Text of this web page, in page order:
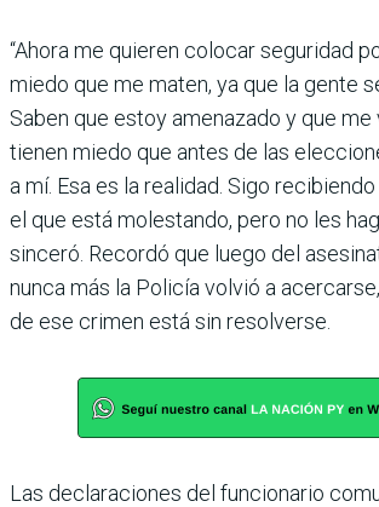
“Ahora me quieren colocar seguridad
miedo que me maten, ya que la gente
Saben que estoy amenazado y que me
tienen miedo que antes de las
a mí. Esa es la realidad. Sigo
el que está molestando, pero no les
sinceró. Recordó que luego del
nunca más la Policía volvió a
de ese crimen está sin resolverse.
Las declaraciones del funcionario